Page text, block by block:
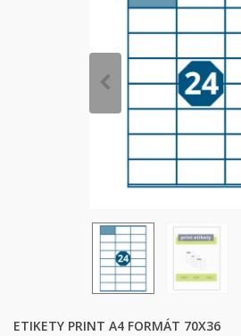
ETIKETY PRINT A4 FORMÁT 70X36